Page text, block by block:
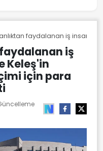
faydalanan iş insanı,
iş
Keleş'in
için para